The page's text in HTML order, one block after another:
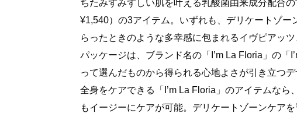
ちたみずみずしい肌を叶える乳酸菌由来成分配合
¥1,540）の3アイテム。いずれも、デリケートゾ
らったときのような多幸感に包まれるイヴピアッツ
パッケージは、ブランド名の「I’m La Floria」の「
って選んだものから得られる心地よさが引き立つデ
全身をケアできる「I’m La Floria」のアイテムな
もイージーにケアが可能。デリケートゾーンケア